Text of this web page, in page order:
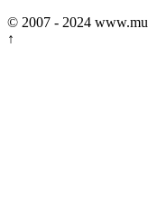
© 2007 - 2024
↑